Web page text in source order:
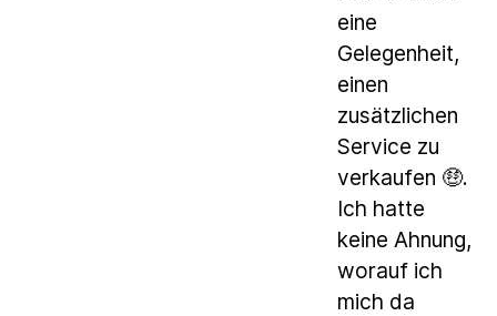
eine
Gelegenheit,
einen
zusätzlichen
Service zu
verkaufen 🤑.
Ich hatte
keine Ahnung,
worauf ich
mich da